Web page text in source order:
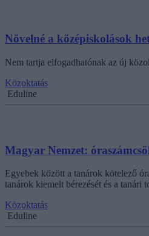
Növelné a középiskolások
Nem tartja elfogadhatónak az új
Közoktatás
Eduline
Magyar Nemzet:
Egyebek között a tanárok kötelező
tanárok kiemelt bérezését és a
Közoktatás
Eduline